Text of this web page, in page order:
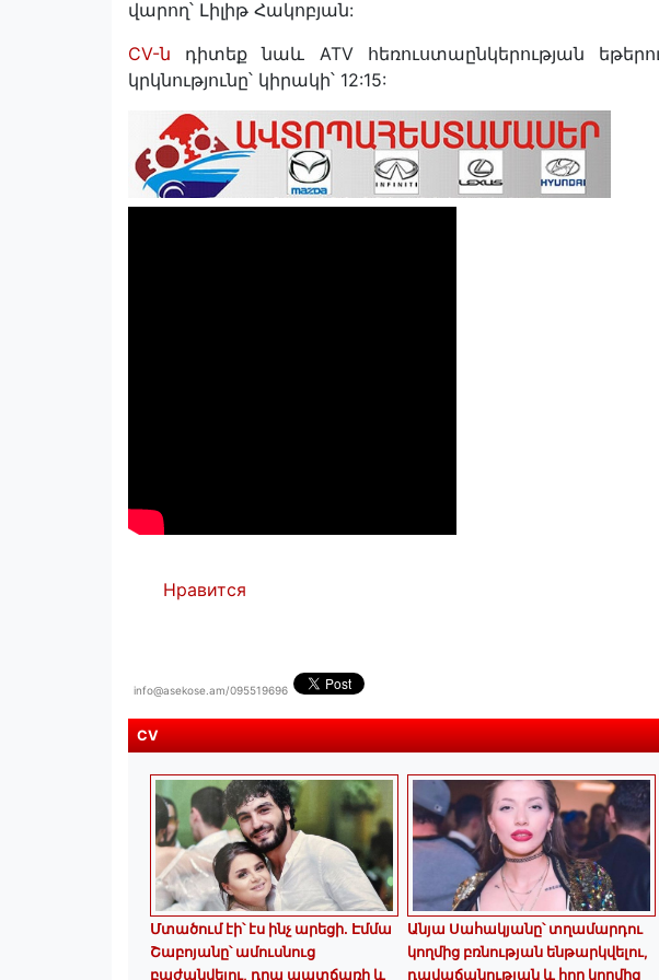
վարող՝ Լիլիթ Հակոբյան:
CV-ն դիտեք նաև ATV հեռուստաընկերության
կրկնությունը՝ կիրակի՝ 12:15:
Нравится
info@asekose.am/095519696
CV
Մտածում էի՝ էս ինչ արեցի. Էմմա
Շաբոյանը՝ ամուսնուց
բաժանվելու, դրա պատճառի և
Անյա Սահակյանը՝ տղամարդու
կողմից բռնության ենթարկվելու,
դավաճանության և հոր կողմից